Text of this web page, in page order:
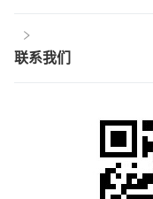
联系我们